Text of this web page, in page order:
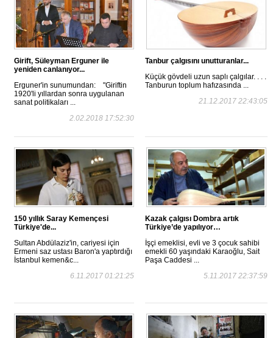
Girift, Süleyman Erguner ile
yeniden canlanıyor...
Erguner'in sunumundan: "Giriftin
1920'li yıllardan sonra uygulanan
sanat politikaları ...
2.02.2018 17:52:30
Tanbur çalgısını unutturanlar...
Küçük gövdeli uzun saplı çalgılar. . . .
Tanburun toplum hafızasında ...
21.12.2017 22:43:05
150 yıllık Saray Kemençesi
Türkiye'de...
Sultan Abdülaziz'in, cariyesi için
Ermeni saz ustası Baron'a yaptırdığı
İstanbul kemen&c...
6.11.2017 01:21:25
Kazak çalgısı Dombra artık
Türkiye’de yapılıyor…
İşçi emeklisi, evli ve 3 çocuk sahibi
emekli 60 yaşındaki Karaoğlu, Sait
Paşa Caddesi ...
5.11.2017 22:37:59